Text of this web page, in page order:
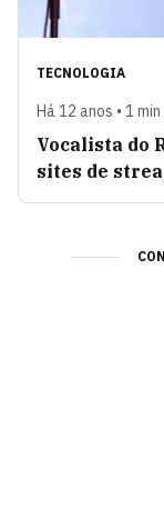
TECNOLOGIA
Há 12 anos • 1
Vocalista do
sites de